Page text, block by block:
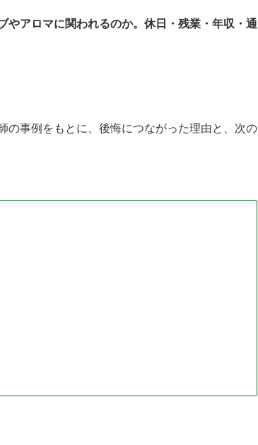
やアロマに関われるのか。休日・残業・年収・通
の事例をもとに、後悔につながった理由と、次の